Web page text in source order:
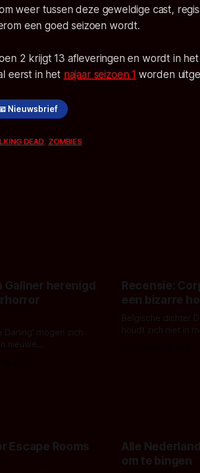
weer tussen deze geweldige cast,
een goed seizoen wordt.
2 krijgt 13 afleveringen en wordt in
eerst in het najaar seizoen 1 worden
Nieuwsbrief
DEAD, ZOMBIES
Gallner herenigd
Darling' mogen zich
nieuwe
Recensie:
een bizarre
Belgische dichter
houdt zich niet in
Escape Rooms
Alle
om te bingen